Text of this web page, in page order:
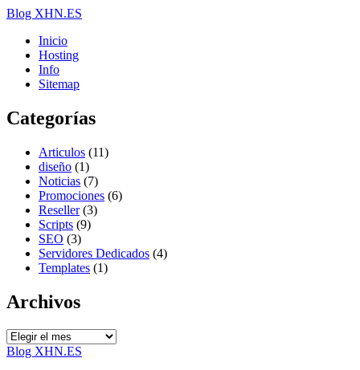
Blog XHN.ES
Inicio
Hosting
Info
Sitemap
Categorías
Articulos (11)
diseño (1)
Noticias (7)
Promociones (6)
Reseller(3)
Scripts (9)
SEO (3)
Servidores Dedicados (4)
Templates (1)
Archivos
Archivos
Blog XHN.ES